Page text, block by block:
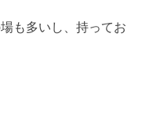
も多いし、持ってお